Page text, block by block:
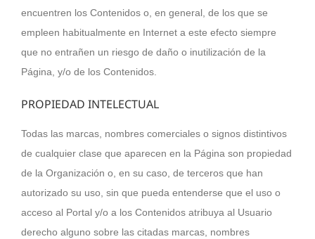
encuentren los Contenidos o, en general, de los que se
empleen habitualmente en Internet a este efecto siempre
que no entrañen un riesgo de daño o inutilización de la
Página, y/o de los Contenidos.
PROPIEDAD INTELECTUAL
Todas las marcas, nombres comerciales o signos distintivos
de cualquier clase que aparecen en la Página son propiedad
de la Organización o, en su caso, de terceros que han
autorizado su uso, sin que pueda entenderse que el uso o
acceso al Portal y/o a los Contenidos atribuya al Usuario
derecho alguno sobre las citadas marcas, nombres